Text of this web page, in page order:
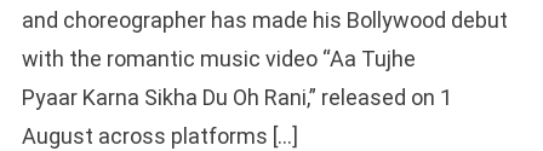
and choreographer has made his Bollywood debut
with the romantic music video “Aa Tujhe
Pyaar Karna Sikha Du Oh Rani,” released on 1
August across platforms […]